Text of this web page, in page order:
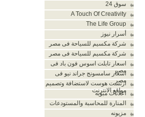
سوق 24
A Touch Of Creativity
The Life Group
أسرار نيوز
شركة مكسيم للسياحة فى مصر
شركة مكسيم للسياحة فى مصر
اسعار تابلت اسوس فون باد فى
مصر
اسعار سامسونج جراند نيو فى
مصر
ارنست هوست لاستضافة وتصميم
مواقع الانترنت
اعلانات مبوبه
المنارة للمحاسبة والمستودعات
مزيونه